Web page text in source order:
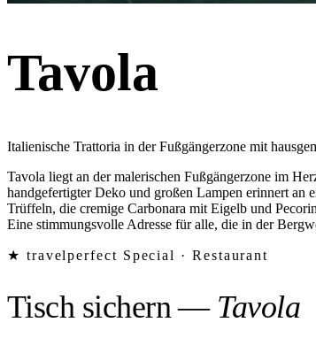
Tavola
Italienische Trattoria in der Fußgängerzone mit
Tavola liegt an der malerischen Fußgängerzone im
handgefertigter Deko und großen Lampen erinnert an
Trüffeln, die cremige Carbonara mit Eigelb und
Eine stimmungsvolle Adresse für alle, die in der
★ travelperfect Special · Restaurant
Tisch sichern— Tavola